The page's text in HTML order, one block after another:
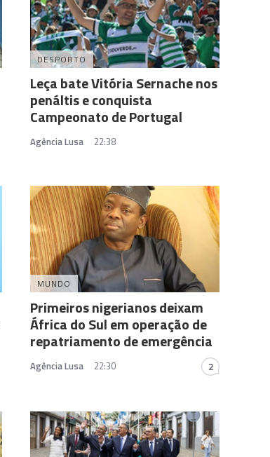
DESPORTO
Leça bate Vitória Sernache nos
penáltis e conquista
Campeonato de Portugal
Agência Lusa 22:38
MUNDO
Primeiros nigerianos deixam
África do Sul em operação de
repatriamento de emergência
Agência Lusa 22:30 2